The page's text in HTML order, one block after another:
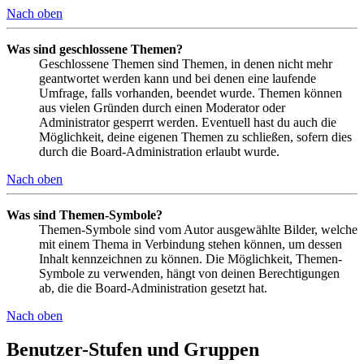
Nach oben
Was sind geschlossene Themen?
Geschlossene Themen sind Themen, in denen nicht mehr
geantwortet werden kann und bei denen eine laufende
Umfrage, falls vorhanden, beendet wurde. Themen können
aus vielen Gründen durch einen Moderator oder
Administrator gesperrt werden. Eventuell hast du auch die
Möglichkeit, deine eigenen Themen zu schließen, sofern dies
durch die Board-Administration erlaubt wurde.
Nach oben
Was sind Themen-Symbole?
Themen-Symbole sind vom Autor ausgewählte Bilder, welche
mit einem Thema in Verbindung stehen können, um dessen
Inhalt kennzeichnen zu können. Die Möglichkeit, Themen-
Symbole zu verwenden, hängt von deinen Berechtigungen
ab, die die Board-Administration gesetzt hat.
Nach oben
Benutzer-Stufen und Gruppen